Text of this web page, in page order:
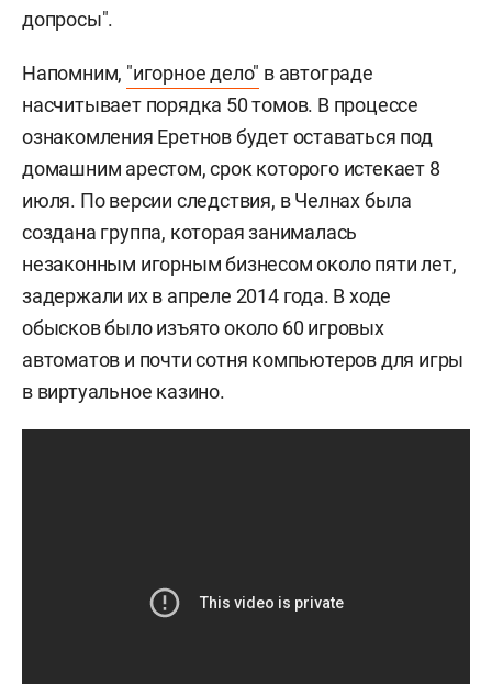
допросы".
Напомним, "игорное дело" в автограде
насчитывает порядка 50 томов. В процессе
ознакомления Еретнов будет оставаться под
домашним арестом, срок которого истекает 8
июля. По версии следствия, в Челнах была
создана группа, которая занималась
незаконным игорным бизнесом около пяти лет,
задержали их в апреле 2014 года. В ходе
обысков было изъято около 60 игровых
автоматов и почти сотня компьютеров для игры
в виртуальное казино.